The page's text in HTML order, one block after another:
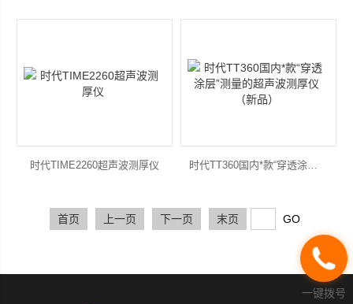
时代TIME2260超声波测厚仪 时代TT360国内*款“穿透涂层”测量的超声波测厚仪（新品）
首页 上一页 下一页 末页
一键拨号